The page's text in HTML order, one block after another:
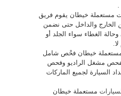
مستعملة خيطان يقوم فريق
الخارج والداخل حتى نضمن
الغطاء سواء الجلد أو
خيطان فحْص شامل
بفحص مشغل الراديو وفحص
السيارة لجميع الماركات
مستعملة خيطان